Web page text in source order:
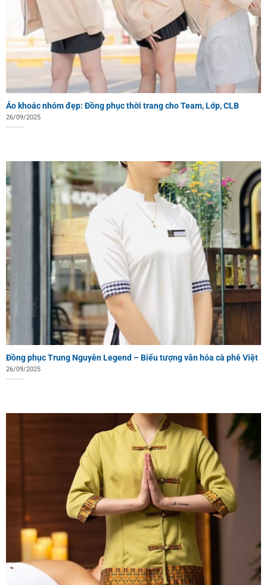
Áo khoác nhóm đẹp: Đồng phục thời trang cho Team, Lớp, CLB
26/09/2025
Đồng phục Trung Nguyên Legend – Biểu tượng văn hóa cà phê Việt
26/09/2025